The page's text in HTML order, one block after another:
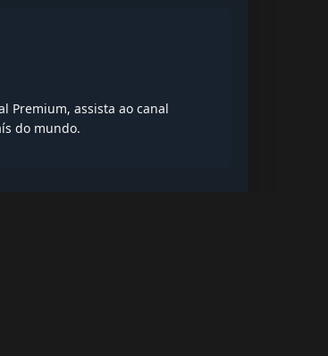
Premium, assista ao canal
do mundo.